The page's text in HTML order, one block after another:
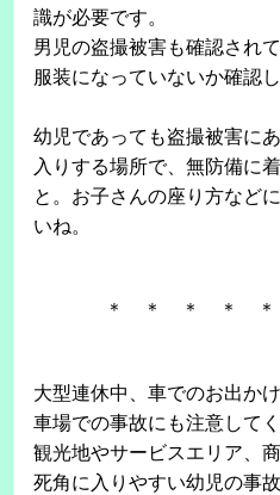
識が必要です。
男児の盗撮被害も確認され
服装になっていないか確認
幼児であっても盗撮被害に
入りする場所で、無防備に
と。お子さんの座り方など
いね。
＊ ＊ ＊ ＊
大型連休中、車でのお出か
車場での事故にも注意してく
観光地やサービスエリア、
死角に入りやすい幼児の事